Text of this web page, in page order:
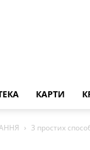
КАРТИ
3 простих